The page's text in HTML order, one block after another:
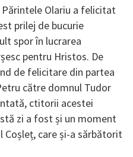
Olariu a felicitat
prilej de bucurie
spor în lucrarea
pentru Hristos. De
de felicitare din partea
către domnul Tudor
ctitorii acestei
zi a fost și un moment
Coșleț, care și-a sărbătorit